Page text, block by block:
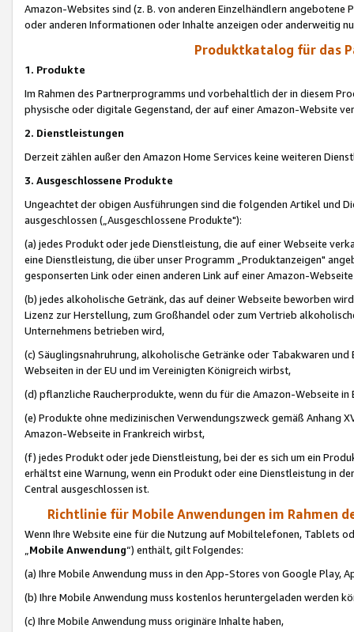
Amazon-Websites sind (z. B. von anderen Einzelhändlern
oder anderen Informationen oder Inhalte anzeigen oder anderweitig
Produktkatalog für das
1. Produkte
Im Rahmen des Partnerprogramms und vorbehaltlich der in diesem
physische oder digitale Gegenstand, der auf einer Amazon-Website
2. Dienstleistungen
Derzeit zählen außer den Amazon Home Services keine weiteren
3. Ausgeschlossene Produkte
Ungeachtet der obigen Ausführungen sind die folgenden Artikel und
ausgeschlossen („Ausgeschlossene Produkte"):
(a) jedes Produkt oder jede Dienstleistung, die auf einer Webseite
eine Dienstleistung, die über unser Programm „Produktanzeigen"
gesponserten Link oder einen anderen Link auf einer Amazon-
(b) jedes alkoholische Getränk, das auf deiner Webseite beworben
Lizenz zur Herstellung, zum Großhandel oder zum Vertrieb
Unternehmens betrieben wird,
(c) Säuglingsnahruhrung, alkoholische Getränke oder Tabakwaren
Webseiten in der EU und im Vereinigten Königreich wirbst,
(d) pflanzliche Raucherprodukte, wenn du für die Amazon-Webseite in
(e) Produkte ohne medizinischen Verwendungszweck gemäß Anhang
Amazon-Webseite in Frankreich wirbst,
(f) jedes Produkt oder jede Dienstleistung, bei der es sich um ein
erhältst eine Warnung, wenn ein Produkt oder eine Dienstleistung in
Central ausgeschlossen ist.
Richtlinie für Mobile Anwendungen im Rahmen
Wenn Ihre Website eine für die Nutzung auf Mobiltelefonen, Tablets
„Mobile Anwendung“) enthält, gilt Folgendes:
(a) Ihre Mobile Anwendung muss in den App-Stores von Google Play,
(b) Ihre Mobile Anwendung muss kostenlos heruntergeladen werden
(c) Ihre Mobile Anwendung muss originäre Inhalte haben,